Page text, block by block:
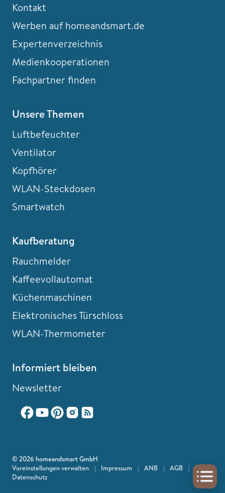
Kontakt
Werben auf homeandsmart.de
Expertenverzeichnis
Medienkooperationen
Fachpartner finden
Unsere Themen
Luftbefeuchter
Ventilator
Kopfhörer
WLAN-Steckdosen
Smartwatch
Kaufberatung
Rauchmelder
Kaffeevollautomat
Küchenmaschinen
Elektronisches Türschloss
WLAN-Thermometer
Informiert bleiben
Newsletter
© 2026 homeandsmart GmbH
Voreinstellungen verwalten
| Impressum | ANB | AGB
|
Datenschutz